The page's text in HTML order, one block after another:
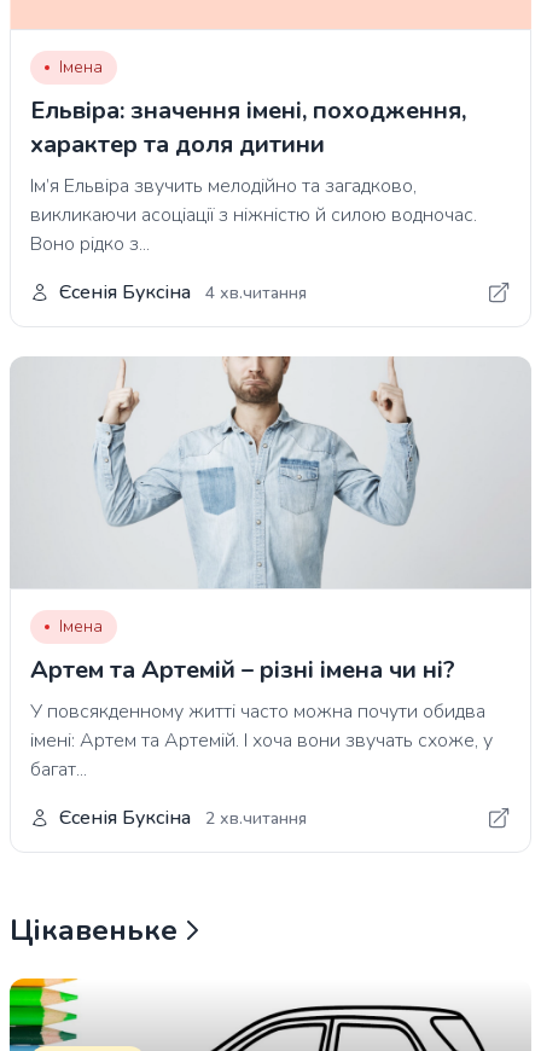
Імена
Ельвіра: значення імені, походження,
характер та доля дитини
Ім’я Ельвіра звучить мелодійно та загадково,
викликаючи асоціації з ніжністю й силою водночас.
Воно рідко з...
Єсенія Буксіна
4 хв.читання
Імена
Артем та Артемій – різні імена чи ні?
У повсякденному житті часто можна почути обидва
імені: Артем та Артемій. І хоча вони звучать схоже, у
багат...
Єсенія Буксіна
2 хв.читання
Цікавеньке